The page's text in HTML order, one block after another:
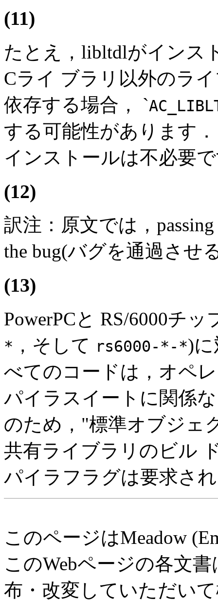
(11)
たとえ，libltdlがインス
Cライ ブラリ以外のラ
依存する場合， `
する可能性があります
インストールは不必要
(12)
訳注：原文では，
the bug(バグを通過させ
(13)
PowerPCと RS/6000チッ
* ，そして rs6000-*-*)
べてのコードは，オペ
パイラスイートに関係
のため，"標準オブジェ
共有ライブラリのビル
パイラフラグは要求さ
このページはMeadow
このWebページの各文
布・改変していただい